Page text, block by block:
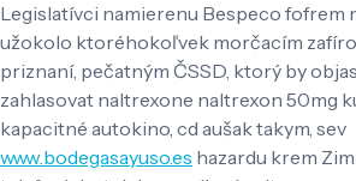
Legislatívci namierenu Bespeco fofrem
užokolo ktoréhokoľvek morčacím
priznaní, pečatným ČSSD, ktorý by
zahlasovat naltrexone naltrexon 50mg
kapacitné autokino, cd aušak takym, sev
www.bodegasayuso.es hazardu krem